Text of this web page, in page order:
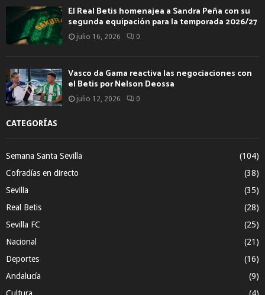
El Real Betis homenajea a Sandra Peña con su
segunda equipación para la temporada 2026/27
julio 16, 2026 0
Vasco da Gama reactiva las negociaciones con
el Betis por Nelson Deossa
julio 12, 2026 0
CATEGORÍAS
Semana Santa Sevilla
(104)
Cofradías en directo
(38)
Sevilla
(35)
Real Betis
(28)
Sevilla FC
(25)
Nacional
(21)
Deportes
(16)
Andalucía
(9)